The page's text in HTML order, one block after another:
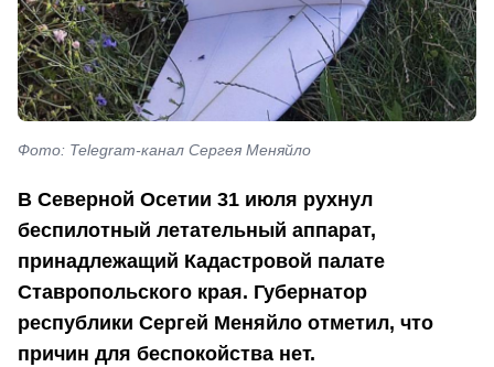
Фото: Telegram-канал Сергея Меняйло
В Северной Осетии 31 июля рухнул
беспилотный летательный аппарат,
принадлежащий Кадастровой палате
Ставропольского края. Губернатор
республики Сергей Меняйло отметил, что
причин для беспокойства нет.